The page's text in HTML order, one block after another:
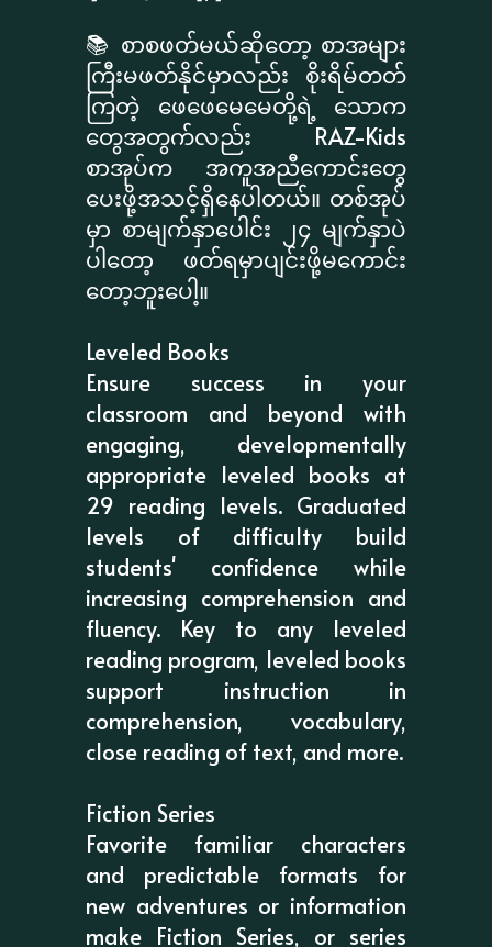
📚 စာစဖတ်မယ်ဆိုတော့ စာအများ
ကြီးမဖတ်နိုင်မှာလည်း စိုးရိမ်တတ်
ကြတဲ့ ဖေဖေမေမေတို့ရဲ့ သောက
တွေအတွက်လည်း RAZ-Kids
စာအုပ်က အကူအညီကောင်းတွေ
ပေးဖို့အသင့်ရှိနေပါတယ်။ တစ်အုပ်
မှာ စာမျက်နှာပေါင်း ၂၄ မျက်နှာပဲ
ပါတော့ ဖတ်ရမှာပျင်းဖို့မကောင်း
တော့ဘူးပေါ့။
Leveled Books
Ensure success in your
classroom and beyond with
engaging, developmentally
appropriate leveled books at
29 reading levels. Graduated
levels of difficulty build
students' confidence while
increasing comprehension and
fluency. Key to any leveled
reading program, leveled books
support instruction in
comprehension, vocabulary,
close reading of text, and more.
Fiction Series
Favorite familiar characters
and predictable formats for
new adventures or information
make Fiction Series, or series